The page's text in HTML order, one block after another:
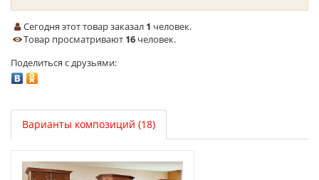
Сегодня этот товар заказал 1 человек.
Товар просматривают 16 человек.
Поделиться с друзьями:
Варианты композиций (18)